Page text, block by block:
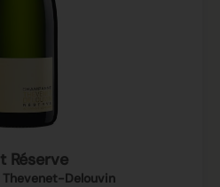
Réserve
Thevenet-Delouvin